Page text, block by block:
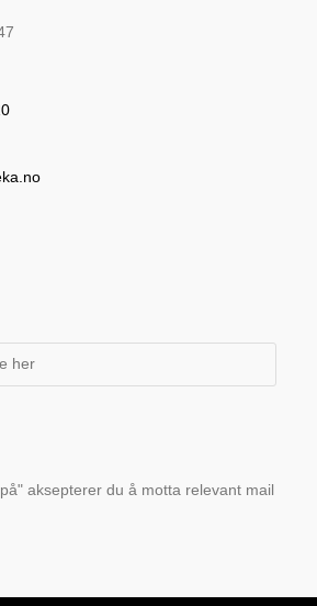
aksepterer du å motta relevant mail